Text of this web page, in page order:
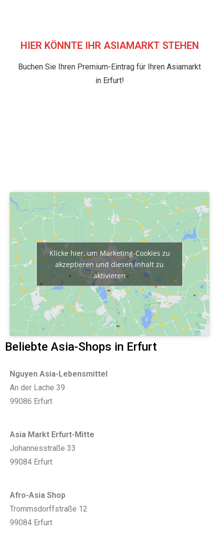
HIER KÖNNTE IHR ASIAMARKT STEHEN
Buchen Sie Ihren Premium-Eintrag für Ihren Asiamarkt
in Erfurt!
Klicke hier, um Marketing-Cookies zu
akzeptieren und diesen Inhalt zu
aktivieren
Beliebte Asia-Shops in Erfurt
Nguyen Asia-Lebensmittel
An der Lache 39
99086 Erfurt
Asia Markt Erfurt-Mitte
Johannesstraße 33
99084 Erfurt
Afro-Asia Shop
Trommsdorffstraße 12
99084 Erfurt